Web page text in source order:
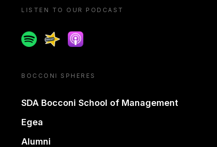
LISTEN TO OUR PODCAST
SpotifySpreakerApple podcast
BOCCONI SPHERES
SDA Bocconi School of Management
Egea
Alumni